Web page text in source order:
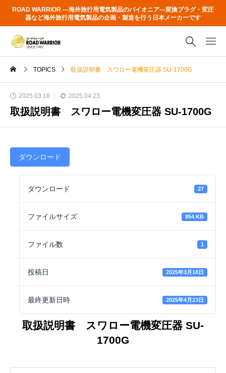
ROAD WARRIOR ---海外旅行用電気製品のパイオニア---変換プラグ・変圧
器など海外旅行用電気製品の企画・製造を行う日本メーカーです
TOPICS 取扱説明書 スワロー電機変圧器 SU-1700G
2025.03.18 2025.04.23
取扱説明書 スワロー電機変圧器 SU-1700G
ダウンロード
ダウンロード 27
ファイルサイズ 854 KB
ファイル数 1
投稿日 2025年3月18日
最終更新日時 2025年4月23日
取扱説明書 スワロー電機変圧器 SU-
1700G